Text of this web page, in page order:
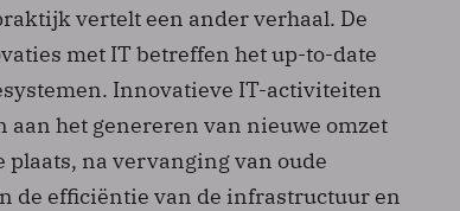
vertelt een ander verhaal. De
met IT betreffen het up-to-date
Innovatieve IT-activiteiten
het genereren van nieuwe omzet
plaats, na vervanging van oude
de efficiëntie van de infrastructuur en